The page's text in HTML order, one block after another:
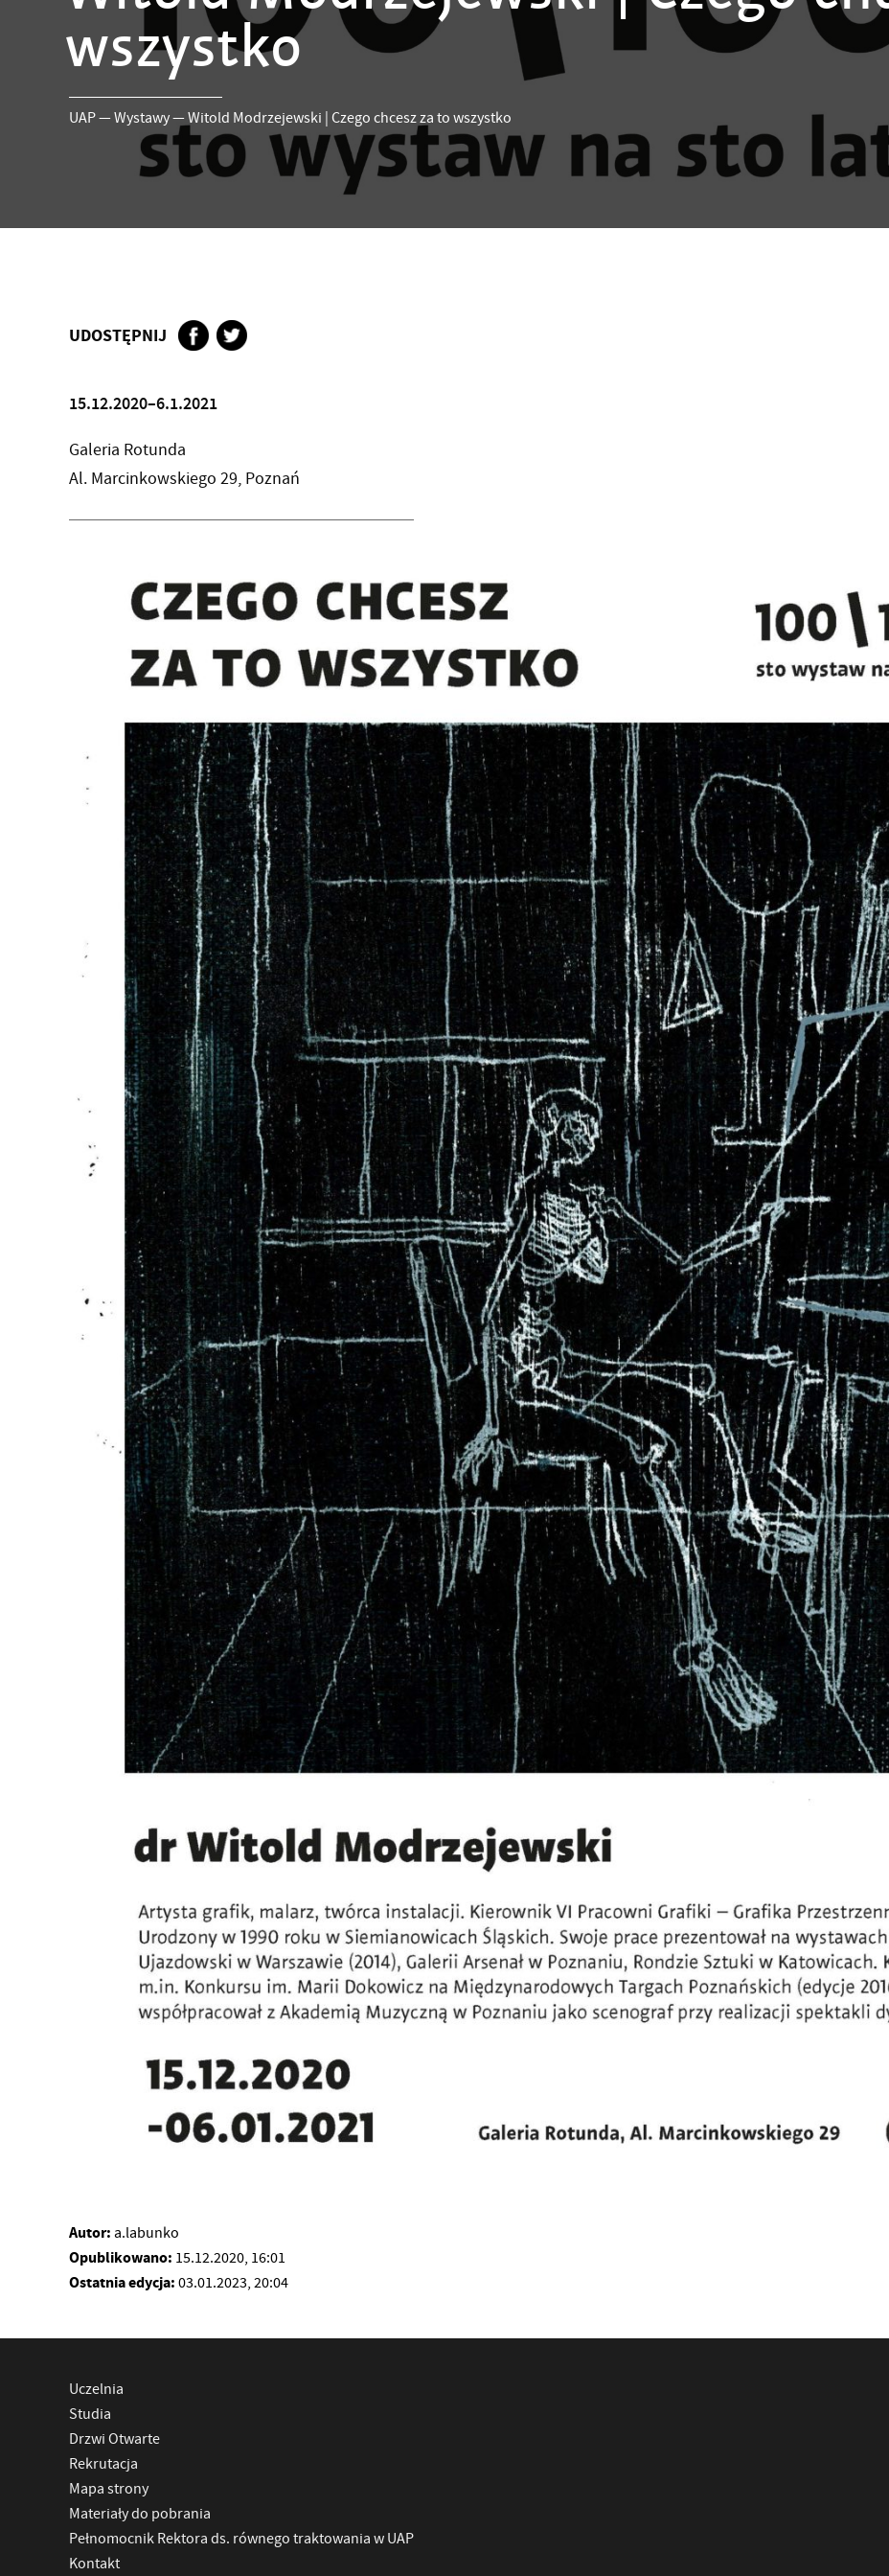
wszystko
UAP—Wystawy—Witold Modrzejewski | Czego chcesz za to wszystko
UDOSTĘPNIJ
15.12.2020–6.1.2021
Galeria Rotunda
Al. Marcinkowskiego 29, Poznań
Autor: a.labunko
Opublikowano: 15.12.2020, 16:01
Ostatnia edycja: 03.01.2023, 20:04
Uczelnia
Studia
Drzwi Otwarte
Rekrutacja
Mapa strony
Materiały do pobrania
Pełnomocnik Rektora ds. równego traktowania w UAP
Kontakt